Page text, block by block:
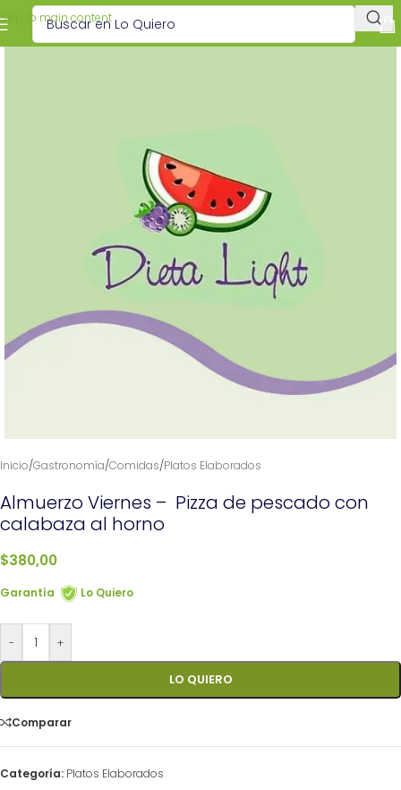
Skip to main content
Inicio/Gastronomía/Comidas/Platos Elaborados
Almuerzo Viernes – Pizza de pescado con
calabaza al horno
$380,00
Garantía Lo Quiero
- +
LO QUIERO
Comparar
Categoría: Platos Elaborados